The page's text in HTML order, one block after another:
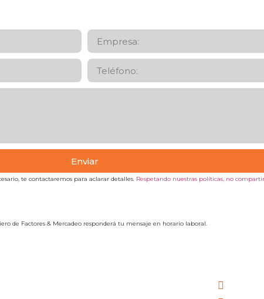
Enviar
te contactaremos para aclarar detalles. Respetando nuestras políticas, no
de Factores & Mercadeo responderá tu mensaje en horario laboral.